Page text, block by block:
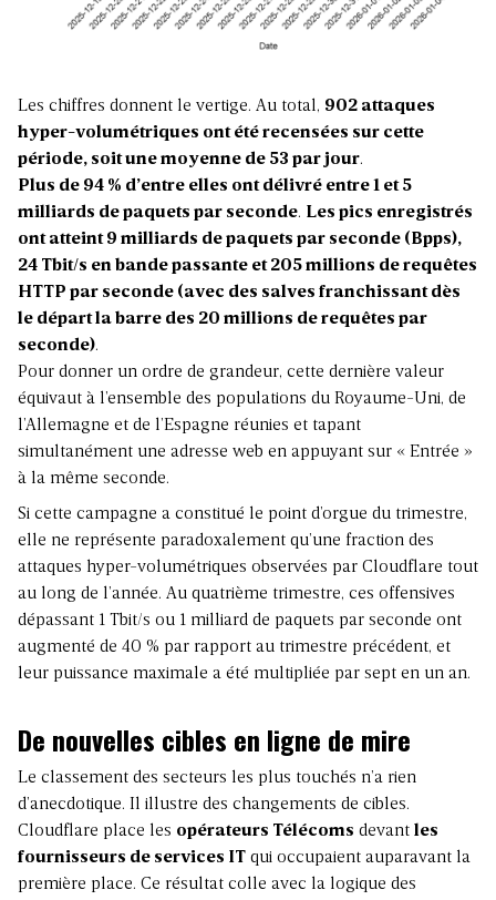
Les chiffres donnent le vertige. Au total, 902 attaques
hyper-volumétriques ont été recensées sur cette
période, soit une moyenne de 53 par jour.
Plus de 94 % d’entre elles ont délivré entre 1 et 5
milliards de paquets par seconde. Les pics enregistrés
ont atteint 9 milliards de paquets par seconde (Bpps),
24 Tbit/s en bande passante et 205 millions de requêtes
HTTP par seconde (avec des salves franchissant dès
le départ la barre des 20 millions de requêtes par
seconde).
Pour donner un ordre de grandeur, cette dernière valeur
équivaut à l’ensemble des populations du Royaume-Uni, de
l’Allemagne et de l’Espagne réunies et tapant
simultanément une adresse web en appuyant sur « Entrée »
à la même seconde.
Si cette campagne a constitué le point d’orgue du trimestre,
elle ne représente paradoxalement qu’une fraction des
attaques hyper-volumétriques observées par Cloudflare tout
au long de l’année. Au quatrième trimestre, ces offensives
dépassant 1 Tbit/s ou 1 milliard de paquets par seconde ont
augmenté de 40 % par rapport au trimestre précédent, et
leur puissance maximale a été multipliée par sept en un an.
De nouvelles cibles en ligne de mire
Le classement des secteurs les plus touchés n’a rien
d’anecdotique. Il illustre des changements de cibles.
Cloudflare place les opérateurs Télécoms devant les
fournisseurs de services IT qui occupaient auparavant la
première place. Ce résultat colle avec la logique des